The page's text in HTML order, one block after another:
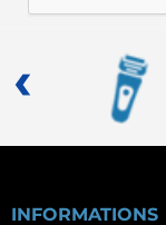
‹
INFORMATIONS